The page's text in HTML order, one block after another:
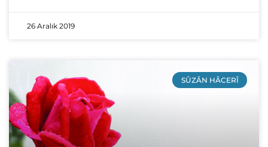
26 Aralık 2019
SÛZÂN HÂCERÎ